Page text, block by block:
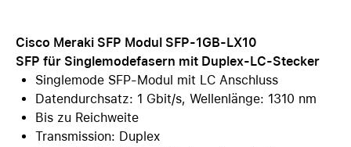
Cisco Meraki SFP Modul SFP-1GB-LX10
SFP für Singlemodefasern mit Duplex-LC-Stecker
Singlemode SFP-Modul mit LC Anschluss
Datendurchsatz: 1 Gbit/s, Wellenlänge: 1310 nm
Bis zu Reichweite
Transmission: Duplex